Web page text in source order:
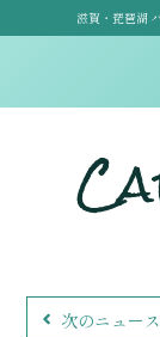
滋賀・琵琶湖
次のニュース